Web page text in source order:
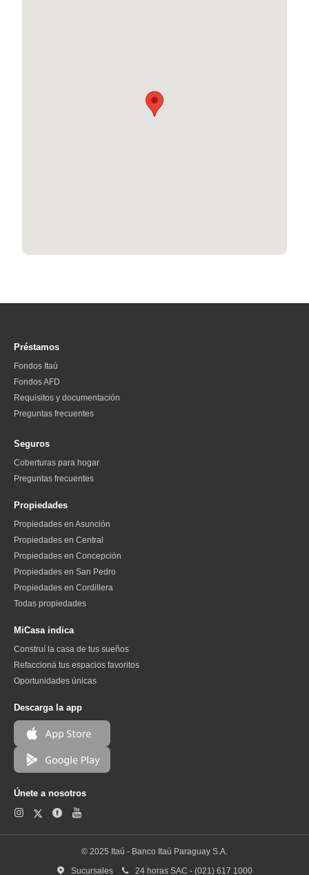
Préstamos
Fondos Itaú
Fondos AFD
Requisitos y documentación
Preguntas frecuentes
Seguros
Coberturas para hogar
Preguntas frecuentes
Propiedades
Propiedades en Asunción
Propiedades en Central
Propiedades en Concepción
Propiedades en San Pedro
Propiedades en Cordillera
Todas propiedades
MiCasa indica
Construí la casa de tus sueños
Refaccioná tus espacios favoritos
Oportunidades únicas
Descarga la app
Únete a nosotros
© 2025 Itaú - Banco Itaú Paraguay S.A.
Sucursales
24 horas SAC - (021) 617 1000